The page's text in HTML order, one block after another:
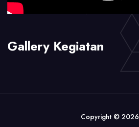
Gallery Kegiatan
Copyright © 2026